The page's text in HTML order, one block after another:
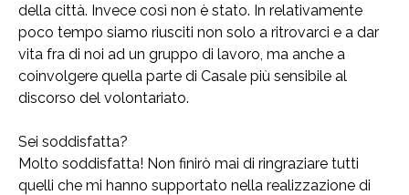
della città. Invece così non è stato. In relativamente
poco tempo siamo riusciti non solo a ritrovarci e a dar
vita fra di noi ad un gruppo di lavoro, ma anche a
coinvolgere quella parte di Casale più sensibile al
discorso del volontariato.
Sei soddisfatta?
Molto soddisfatta! Non finirò mai di ringraziare tutti
quelli che mi hanno supportato nella realizzazione di